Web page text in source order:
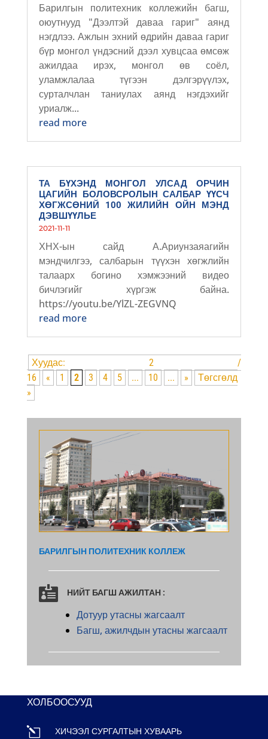
Барилгын политехник коллежийн багш,
оюутнууд "Дээлтэй даваа гариг" аянд
нэгдлээ. Ажлын эхний өдрийн даваа гариг
бүр монгол үндэсний дээл хувцсаа өмсөж
ажилдаа ирэх, монгол өв соёл,
уламжлалаа түгээн дэлгэрүүлэх,
сурталчлан таниулах аянд нэгдэхийг
уриалж...
read more
ТА БҮХЭНД МОНГОЛ УЛСАД ОРЧИН
ЦАГИЙН БОЛОВСРОЛЫН САЛБАР ҮҮСЧ
ХӨГЖСӨНИЙ 100 ЖИЛИЙН ОЙН МЭНД
ДЭВШҮҮЛЬЕ
2021-11-11
ХНХ-ын сайд А.Ариунзаяагийн
мэндчилгээ, салбарын түүхэн хөгжлийн
талаарх богино хэмжээний видео
бичлэгийг хүргэж байна.
https://youtu.be/YlZL-ZEGVNQ
read more
Хуудас: 2 /
16
« 1 2 3 4 5 ... 10 ... »
Төгсгөлд
»
БАРИЛГЫН ПОЛИТЕХНИК КОЛЛЕЖ
 НИЙТ БАГШ АЖИЛТАН :
Дотуур утасны жагсаалт
Багш, ажилчдын утасны жагсаалт
ХОЛБООСУУД
l ХИЧЭЭЛ СУРГАЛТЫН ХУВААРЬ